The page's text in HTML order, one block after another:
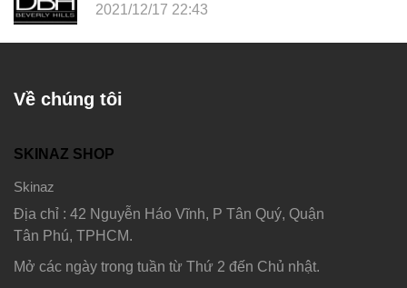
2021/12/17 22:43
Về chúng tôi
SKINAZ SHOP
Skinaz
Địa chỉ : 42 Nguyễn Háo Vĩnh, P Tân Quý, Quận
Tân Phú, TPHCM.
Mở các ngày trong tuần từ Thứ 2 đến Chủ nhật.